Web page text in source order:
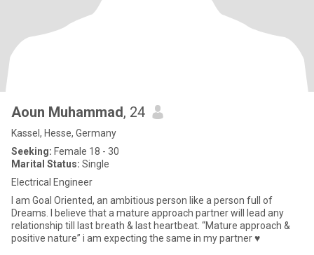
Aoun Muhammad, 24
Kassel, Hesse, Germany
Seeking: Female 18 - 30
Marital Status: Single
Electrical Engineer
I am Goal Oriented, an ambitious person like a person full of
Dreams. I believe that a mature approach partner will lead any
relationship till last breath & last heartbeat. “Mature approach &
positive nature” i am expecting the same in my partner ♥